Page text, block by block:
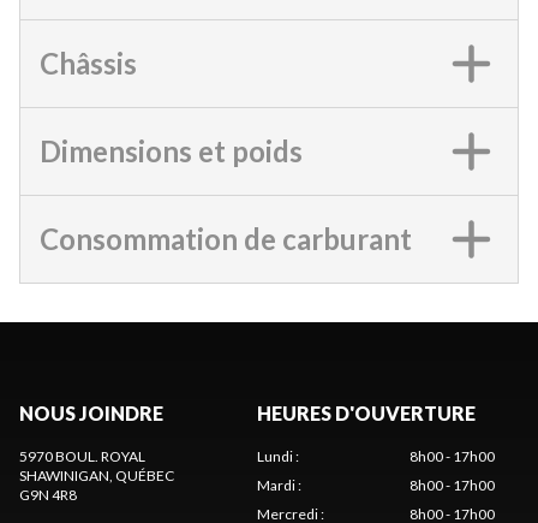
Châssis
Dimensions et poids
Consommation de carburant
NOUS JOINDRE
5970 BOUL. ROYAL
SHAWINIGAN , QUÉBEC
G9N 4R8
HEURES D'OUVERTURE
Lundi:
8h00 - 17h00
Mardi:
8h00 - 17h00
Mercredi: 8h00 - 17h00